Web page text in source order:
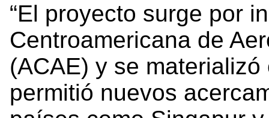
“El proyecto surge por
Centroamericana de
(ACAE) y se
permitió nuevos